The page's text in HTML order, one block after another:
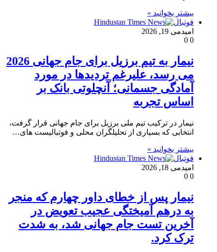
بیشتر بخوانید »
فوتبال
امیدمی 19, 2026
0
نیمار به تیم برزیل برای جام جهانی 2026
می رسد، علیرغم تردیدها در مورد
آمادگی جسمانی؛ آنچلوتی بانک بر
اساس تجربه
نیمار در ترکیب تیم ملی برزیل برای جام جهانی قرار گرفت،
انتخابی که بسیاری از تحلیلگران محلی و فوتبالیست های…
بیشتر بخوانید »
فوتبال
امیدمی 18, 2026
0
نیمار پس از خطای داور چهارم که منجر
به درهم آمیختگی عجیب تعویض در
آخرین تست جام جهانی شد، به شدت
ترک کرد.